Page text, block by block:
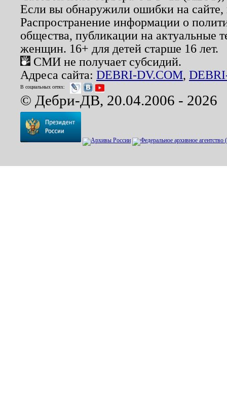
Если вы обнаружили ошибки на
Распространение информации о
общества, публикации на актуальные
женщин. 16+ для детей старше 16 лет.
СМИ не получает субсидий.
Адреса сайта: DEBRI-DV.COM,
В социальных сетях:
© Дебри-ДВ, 20.04.2006 - 2026